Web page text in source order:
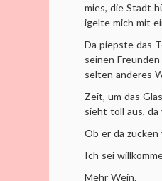
mies, die Stadt
igelte mich mit
Da piepste das
seinen
selten anderes
Zeit, um das
sieht toll aus,
Ob er da zucken
Ich sei
Mehr Wein.